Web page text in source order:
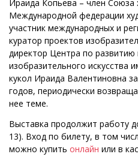
Ираида Копьева – член Союза
Международной федерации
участник международных и
куратор проектов
директор Центра по развитию
изобразительного искусства
кукол Ираида Валентиновна
годов, периодически
нее теме.
Выставка продолжит работу
13). Вход по билету, в том
можно купить онлайн или в